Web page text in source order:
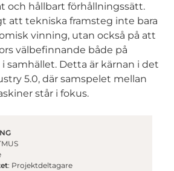
och hållbart förhållningssätt.
att tekniska framsteg inte bara
vinning, utan också på att
välbefinnande både på
samhället. Detta är kärnan i det
5.0, där samspelet mellan
står i fokus.
: Projektdeltagare